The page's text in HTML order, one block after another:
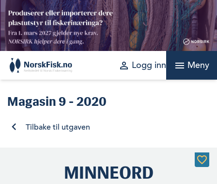
Skip
content
perm_identity Logg inn menu Meny
Magasin9 - 2020
Tilbake til utgaven
MINNEORD